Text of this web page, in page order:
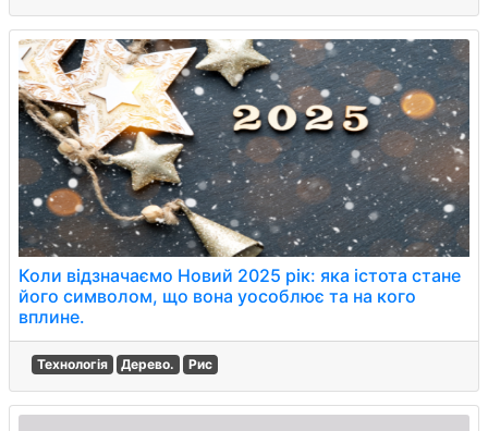
Коли відзначаємо Новий 2025 рік: яка істота стане
його символом, що вона уособлює та на кого
вплине.
Технологія Дерево. Рис